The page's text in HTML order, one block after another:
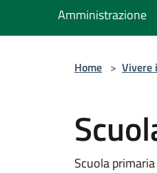
Amministrazione
Home > Vivere
Scuola primaria